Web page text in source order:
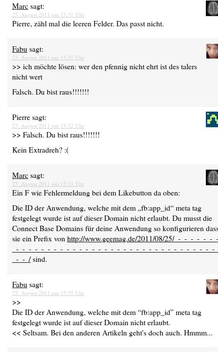
Marcsagt:
25. August 2011 um 15:31 Uhr
Pierre, zähl mal die leeren Felder. Das passt nicht.
Fabu sagt:
25. August 2011 um 15:31 Uhr
>> ich möchte lösen: wer den pfennig nicht ehrt ist des talers
nicht wert
Falsch. Du bist raus!!!!!!!
Pierresagt:
25. August 2011 um 15:32 Uhr
>> Falsch. Du bist raus!!!!!!!
Kein Extradreh? :(
Marcsagt:
25. August 2011 um 15:33 Uhr
Ein F wie Fehlermeldung bei dem Likebutton da oben:
Die ID der Anwendung, welche mit dem „fb:app_id“ meta tag
festgelegt wurde ist auf dieser Domain nicht erlaubt. Du musst die
Connect Base Domains für deine Anwendung so konfigurieren
sie ein Prefix von http://www.geemag.de/2011/08/25/_-_-_-_-_-_-_-
_-_-_-_-_-_-_-_-_-_-_-_-_-_-_-_-_-_-_-_-_-_-_-_-_-_-_-_-_-_-_-_-
_-_-_/sind.
Fabu sagt:
25. August 2011 um 15:35 Uhr
>>
Die ID der Anwendung, welche mit dem “fb:app_id” meta tag
festgelegt wurde ist auf dieser Domain nicht erlaubt.
<< Seltsam. Bei den anderen Artikeln geht's doch auch. Hmmm...